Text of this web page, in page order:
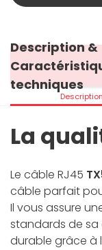
Description &
techniques
Description
La
Le câble RJ45
câble parfait
Il vous assure
standards de
durable grâce à